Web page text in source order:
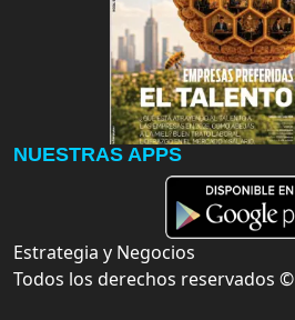
NUESTRAS APPS
Estrategia y Negocios
Todos los derechos reservados ©